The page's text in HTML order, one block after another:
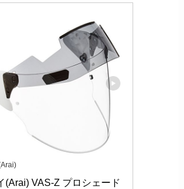
(Arai) VAS-Z プロシェード